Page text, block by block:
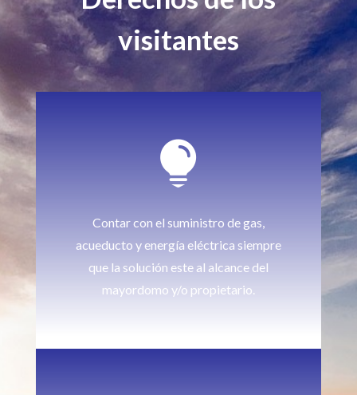
visitantes

Contar con el suministro de gas,
acueducto y energía eléctrica siempre
que la solución este al alcance del
mayordomo y/o propietario.